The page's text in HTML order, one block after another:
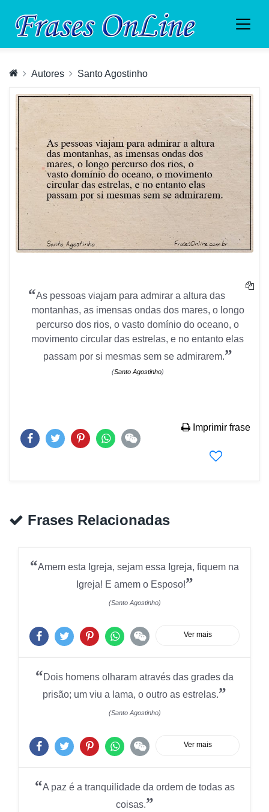
Autores Santo Agostinho
“As pessoas viajam para admirar a altura das
montanhas, as imensas ondas dos mares, o longo
percurso dos rios, o vasto domínio do oceano, o
movimento circular das estrelas, e no entanto elas
passam por si mesmas sem se admirarem.”
(Santo Agostinho)
Imprimir frase
Frases Relacionadas
“Amem esta Igreja, sejam essa Igreja, fiquem na
Igreja! E amem o Esposo!”
(Santo Agostinho)
Ver mais
“Dois homens olharam através das grades da
prisão; um viu a lama, o outro as estrelas.”
(Santo Agostinho)
Ver mais
“A paz é a tranquilidade da ordem de todas as
coisas.”